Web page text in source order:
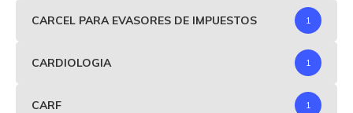
CARCEL PARA EVASORES DE IMPUESTOS 1
CARDIOLOGIA 1
CARF 1